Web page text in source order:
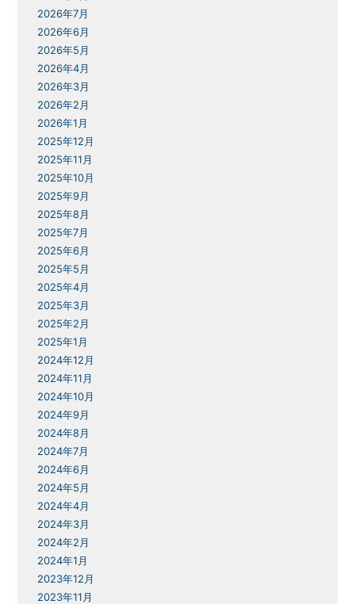
2026年7月
2026年6月
2026年5月
2026年4月
2026年3月
2026年2月
2026年1月
2025年12月
2025年11月
2025年10月
2025年9月
2025年8月
2025年7月
2025年6月
2025年5月
2025年4月
2025年3月
2025年2月
2025年1月
2024年12月
2024年11月
2024年10月
2024年9月
2024年8月
2024年7月
2024年6月
2024年5月
2024年4月
2024年3月
2024年2月
2024年1月
2023年12月
2023年11月